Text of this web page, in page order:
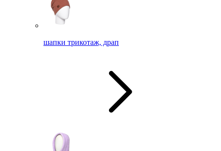
шапки трикотаж, драп